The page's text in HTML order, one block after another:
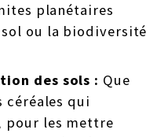
planétaires
ou la biodiversité
des sols : Que
qui
pour les mettre